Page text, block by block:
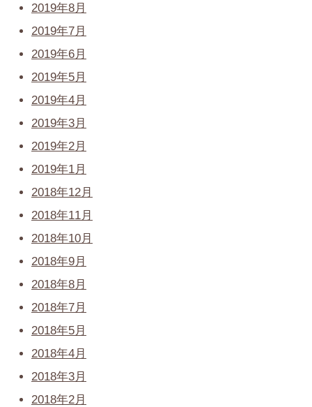
2019年8月
2019年7月
2019年6月
2019年5月
2019年4月
2019年3月
2019年2月
2019年1月
2018年12月
2018年11月
2018年10月
2018年9月
2018年8月
2018年7月
2018年5月
2018年4月
2018年3月
2018年2月